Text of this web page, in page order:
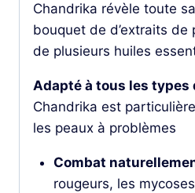
Chandrika révèle toute
bouquet de d’extraits de
de plusieurs huiles
Adapté à tous les types
Chandrika est
les peaux à problèmes
Combat
rougeurs, les